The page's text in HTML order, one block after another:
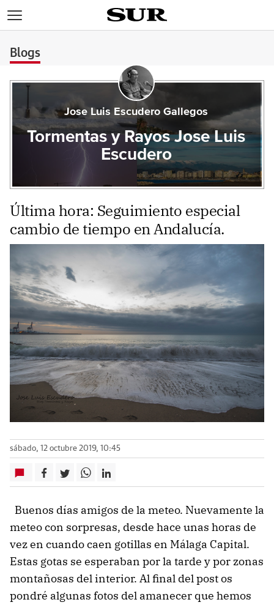
Blogs
Jose Luis Escudero Gallegos
Tormentas y Rayos Jose Luis
Escudero
Última hora: Seguimiento especial
cambio de tiempo en Andalucía.
sábado, 12 octubre 2019, 10:45
Buenos días amigos de la meteo. Nuevamente la
meteo con sorpresas, desde hace unas horas de
vez en cuando caen gotillas en Málaga Capital.
Estas gotas se esperaban por la tarde y por zonas
montañosas del interior. Al final del post os
pondré algunas fotos del amanecer que hemos